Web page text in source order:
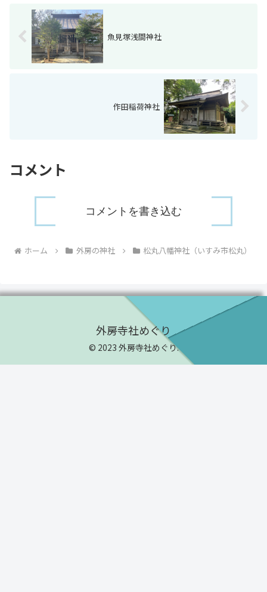
魚見塚浅間神社
作田稲荷神社
コメント
コメントを書き込む
ホーム 外房の神社 松丸八幡神社（いすみ市松丸）
外房寺社めぐり
© 2023 外房寺社めぐり.